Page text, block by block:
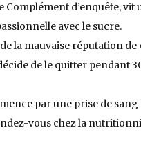
Complément d’enquête, vit
avec le sucre.
la mauvaise réputation de
de le quitter pendant
par une prise de sang
vous chez la